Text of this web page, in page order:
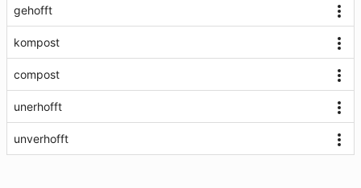
gehofft
kompost
compost
unerhofft
unverhofft